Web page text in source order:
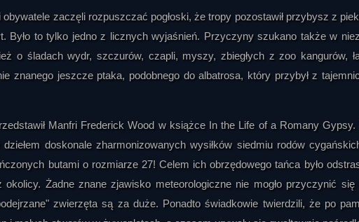
zaczęli rozpuszczać pogłoski, że tropy pozostawił przybysz z
Było to tylko jedno z licznych wyjaśnień. Przyczyny szukano także w
o śladach wydr, szczurów, czapli, myszy, zbiegłych z zoo kangurów,
znanego jeszcze ptaka, podobnego do albatrosa, który przybył z
Manfri Frederick Wood w książce In the Life of a Romany Gypsy.
doskonale zharmonizowanych wysiłków siedmiu rodów
butami o rozmiarze 27! Celem ich obrzędowego tańca było
Żadne znane zjawisko meteorologiczne nie mogło przyczynić
zwierzęta są za duże. Ponadto świadkowie twierdzili, że po